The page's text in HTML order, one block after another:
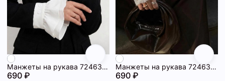
Манжеты на рукава 72463228\25
690 ₽
Манжеты на рукава 72463227\25
690 ₽